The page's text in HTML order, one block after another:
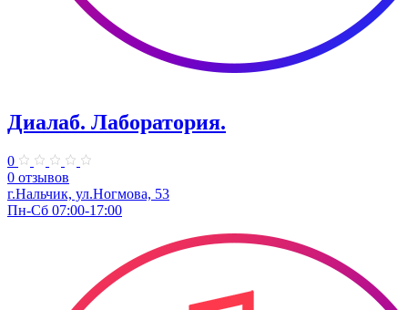
Диалаб. Лаборатория.
0
0 отзывов
г.Нальчик, ул.Ногмова, 53
Пн-Сб 07:00-17:00